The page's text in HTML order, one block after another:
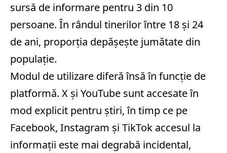
sursă de informare pentru 3 din 10
persoane. În rândul tinerilor între 18 și 24
de ani, proporția depășește jumătate din
populație.
Modul de utilizare diferă însă în funcție de
platformă. X și YouTube sunt accesate în
mod explicit pentru știri, în timp ce pe
Facebook, Instagram și TikTok accesul la
informații este mai degrabă incidental,